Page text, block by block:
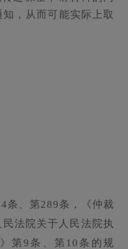
，从而可能实际上取
条、第289条，《仲裁
法院关于人民法院执
第9条、第10条的规